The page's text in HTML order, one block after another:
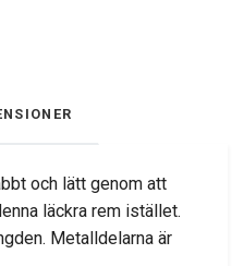
och lätt genom att
läckra rem istället.
Metalldelarna är